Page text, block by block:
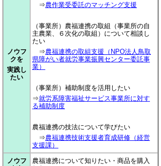
ノウフ
クを
実践し
たい
⇒農作業受委託のマッチング支援
（事業所）農福連携の取組（事業所の自
主農業、６次化の取組）について相談し
たい
⇒農福連携の取組支援（NPO法人鳥取
県障がい者就労事業振興センター委託事
業）
（事業所）補助制度を活用したい
⇒就労系障害福祉サービス事業所に対す
る補助制度
農福連携の技法について学びたい
⇒農福連携技術支援者育成研修（経営
支援課）
ノウフ
農福連携について知りたい・商品を購入